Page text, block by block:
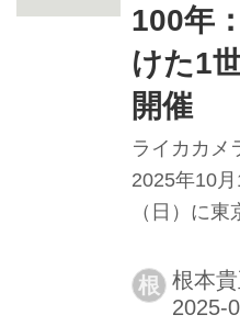
100年
けた1
開催
ライカカメ
2025年10
（日）に
記念したイ
世界を目撃
根 根本